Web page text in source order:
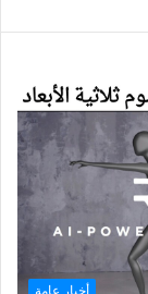
أخبار عامة